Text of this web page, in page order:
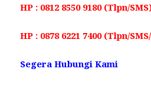
HP : 0812 8550 9180 (Tlpn/
HP : 0878 6221 7400 (Tlpn/
Segera Hubungi Kami